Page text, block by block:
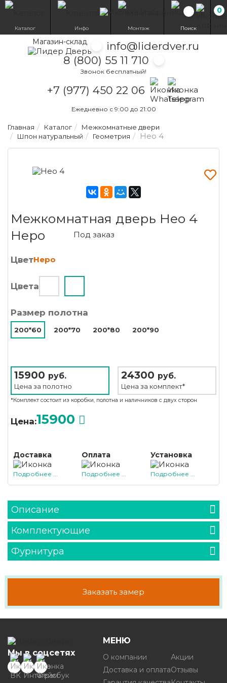
Магазин-склад
info@liderdver.ru
8 (800) 55 11 710
Звонок бесплатный!
+7 (977) 450 22 06
Написать на
Написать на
Ежедневно с 9:00 до 21:00
0
Каталог Инфо Монтаж Поиск
Главная Каталог
Межкомнатные двери
Шпон натуральный
Геометрия Нео 4
Межкомнатная дверь Нео 4
Неро
Под заказ
ЦветНеро
Цвета
Размер полотна
200*60 200*70 200*80 200*90
15900 руб.
Цена за полотно
24300 руб.
Цена за комплект*
*Комплект состоит из коробки, полотна и наличников с двух сторон
Цена:15900
Доставка
Подробнее ...
Оплата
Подробнее ...
Установка
Подробнее ...
Описание
Комплектующие
Фурнитура
Заказать замер
Мы в соцсетях
МЕНЮ
О компании
Доставка и оплата
Акции
Отзывы